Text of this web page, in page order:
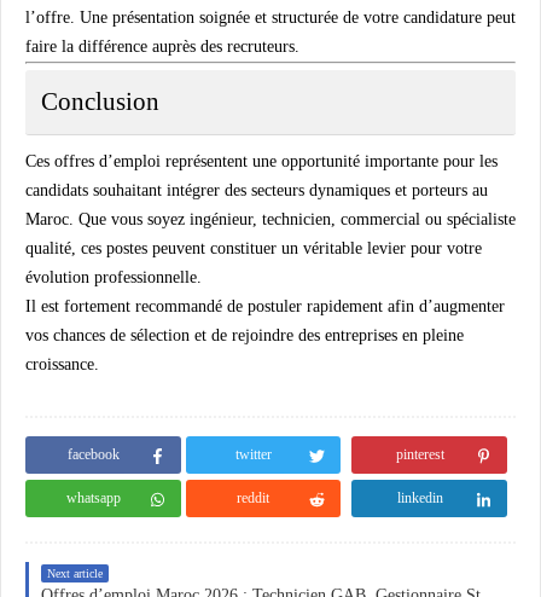
l’offre. Une présentation soignée et structurée de votre candidature peut
faire la différence auprès des recruteurs.
Conclusion
Ces offres d’emploi représentent une opportunité importante pour les
candidats souhaitant intégrer des secteurs dynamiques et porteurs au
Maroc. Que vous soyez ingénieur, technicien, commercial ou spécialiste
qualité, ces postes peuvent constituer un véritable levier pour votre
évolution professionnelle.
Il est fortement recommandé de postuler rapidement afin d’augmenter
vos chances de sélection et de rejoindre des entreprises en pleine
croissance.
facebook twitter pinterest
whatsapp reddit linkedin
Next article